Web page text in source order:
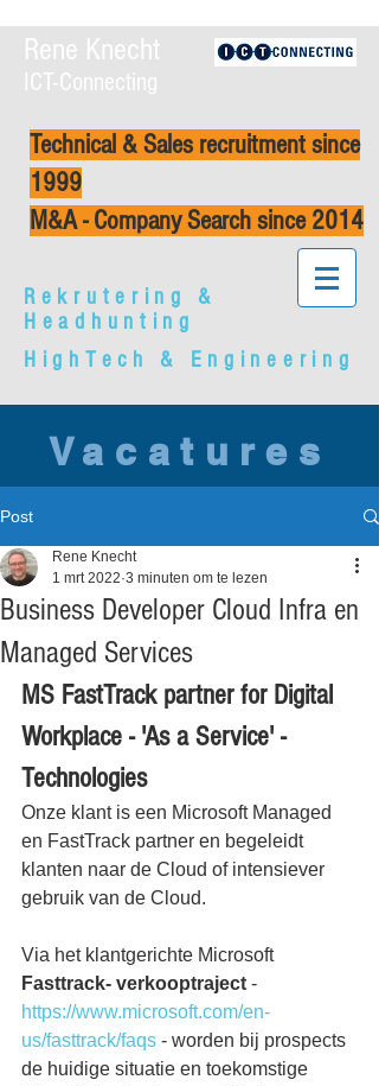
Rene Knecht
ICT-Connecting
Technical & Sales recruitment since
1999
M&A - Company Search since 2014
Rekrutering &
Headhunting
HighTech & Engineering
Vacatures
Post
Business Developer Cloud Infra en
Managed Services
Rene Knecht
1 mrt 2022 3 minuten om te lezen
MS FastTrack partner for Digital
Workplace - 'As a Service' -
Technologies
Onze klant is een Microsoft Managed
en FastTrack partner en begeleidt
klanten naar de Cloud of intensiever
gebruik van de Cloud.
Via het klantgerichte Microsoft
Fasttrack- verkooptraject -
https://www.microsoft.com/en-
us/fasttrack/faqs - worden bij prospects
de huidige situatie en toekomstige